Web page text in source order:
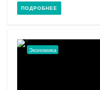
ПОДРОБНЕЕ
Экономика